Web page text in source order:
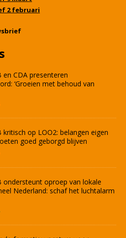
2 februari
en CDA presenteren
‘Groeien met behoud van
kritisch op LOO2: belangen eigen
goed geborgd blijven
ondersteunt oproep van lokale
Nederland: schaf het luchtalarm